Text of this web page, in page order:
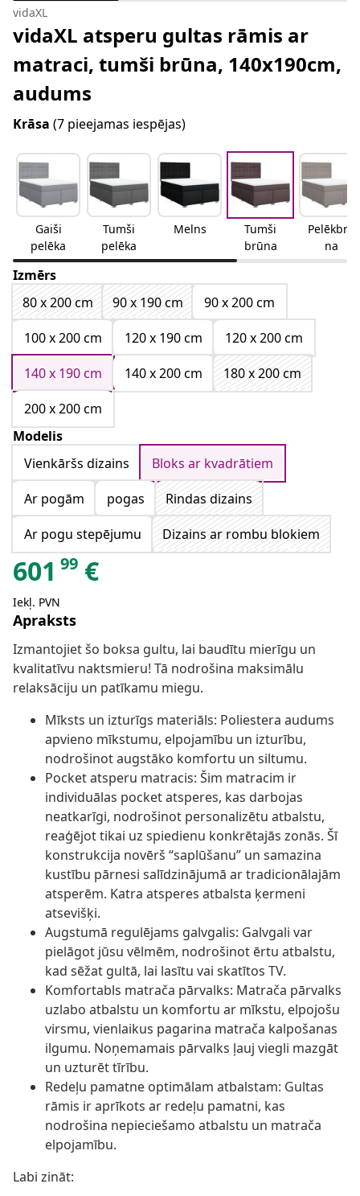
vidaXL
vidaXL atsperu gultas rāmis ar
matraci, tumši brūna, 140x190cm,
audums
Krāsa (7 pieejamas iespējas)
Gaiši
pelēka
Tumši
pelēka
Melns
Tumši
brūna
Pelēkbrū
na
Izmērs
80 x 200 cm
90 x 190 cm
90 x 200 cm
100 x 200 cm
120 x 190 cm
120 x 200 cm
140 x 190 cm
140 x 200 cm
180 x 200 cm
200 x 200 cm
Modelis
Vienkāršs dizains
Bloks ar kvadrātiem
Ar pogām
pogas
Rindas dizains
Ar pogu stepējumu
Dizains ar rombu blokiem
601 99 €
Iekļ. PVN
Apraksts
Izmantojiet šo boksa gultu, lai baudītu mierīgu un
kvalitatīvu naktsmieru! Tā nodrošina maksimālu
relaksāciju un patīkamu miegu.
Mīksts un izturīgs materiāls: Poliestera audums
apvieno mīkstumu, elpojamību un izturību,
nodrošinot augstāko komfortu un siltumu.
Pocket atsperu matracis: Šim matracim ir
individuālas pocket atsperes, kas darbojas
neatkarīgi, nodrošinot personalizētu atbalstu,
reaģējot tikai uz spiedienu konkrētajās zonās. Šī
konstrukcija novērš “saplūšanu” un samazina
kustību pārnesi salīdzinājumā ar tradicionālajām
atsperēm. Katra atsperes atbalsta ķermeni
atsevišķi.
Augstumā regulējams galvgalis: Galvgali var
pielāgot jūsu vēlmēm, nodrošinot ērtu atbalstu,
kad sēžat gultā, lai lasītu vai skatītos TV.
Komfortabls matrača pārvalks: Matrača pārvalks
uzlabo atbalstu un komfortu ar mīkstu, elpojošu
virsmu, vienlaikus pagarina matrača kalpošanas
ilgumu. Noņemamais pārvalks ļauj viegli mazgāt
un uzturēt tīrību.
Redeļu pamatne optimālam atbalstam: Gultas
rāmis ir aprīkots ar redeļu pamatni, kas
nodrošina nepieciešamo atbalstu un matrača
elpojamību.
Labi zināt: